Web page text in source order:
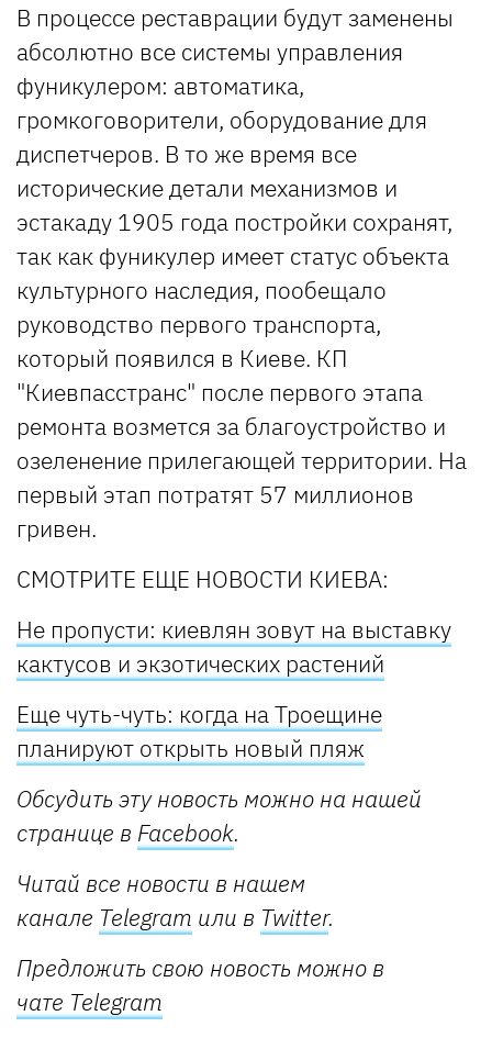
В процессе реставрации будут заменены
абсолютно все системы управления
фуникулером: автоматика,
громкоговорители, оборудование для
диспетчеров. В то же время все
исторические детали механизмов и
эстакаду 1905 года постройки сохранят,
так как фуникулер имеет статус объекта
культурного наследия, пообещало
руководство первого транспорта,
который появился в Киеве. КП
"Киевпасстранс" после первого этапа
ремонта возмется за благоустройство и
озеленение прилегающей территории. На
первый этап потратят 57 миллионов
гривен.
СМОТРИТЕ ЕЩЕ НОВОСТИ КИЕВА:
Не пропусти: киевлян зовут на выставку
кактусов и экзотических растений
Еще чуть-чуть: когда на Троещине
планируют открыть новый пляж
Обсудить эту новость можно на нашей
странице в Facebook.
Читай все новости в нашем
канале Telegram или в Twitter.
Предложить свою новость можно в
чате Telegram